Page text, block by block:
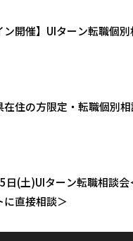
ン開催】UIターン転職個別
在住の方限定・転職個別
日(土)UIターン転職相談会
に直接相談＞